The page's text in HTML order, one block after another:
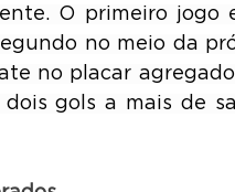
O primeiro
no meio da
no placar
dois gols a mais de